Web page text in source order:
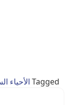
Tagged الأحياء